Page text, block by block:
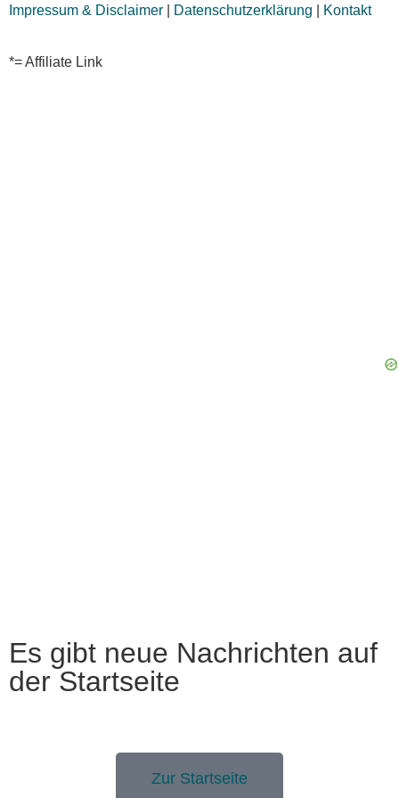
Impressum & Disclaimer Datenschutzerklärung Kontakt
*= Affiliate Link
Es gibt neue Nachrichten auf
der Startseite
Zur Startseite